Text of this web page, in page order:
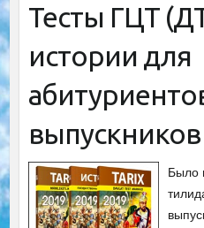
Тесты ГЦТ
истории для
Было